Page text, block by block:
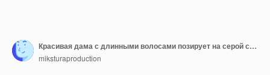
Красивая дама с длинными волосами позирует на серой стене
miksturaproduction